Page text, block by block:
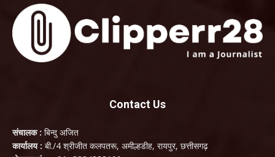
Contact Us
संचालक : बिन्दु अजित
कार्यालय : बी./4 श्रीजीत कलपतरू, अमील्हडीह, रायपुर, छत्तीसगढ़